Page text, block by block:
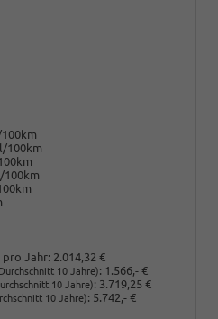
100km
100km
pro Jahr: 2.014,32 €
10 Jahre): 1.566,- €
10 Jahre): 3.719,25 €
10 Jahre): 5.742,- €